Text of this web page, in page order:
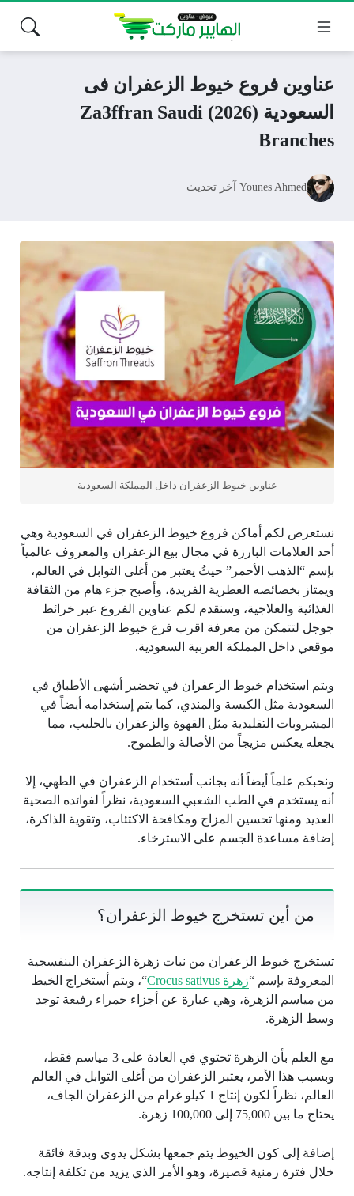
عناوين فروع خيوط الزعفران فى
السعودية (2026) Za3ffran Saudi
Branches
Younes Ahmed آخر تحديث
عناوين خيوط الزعفران داخل المملكة السعودية
نستعرض لكم أماكن فروع خيوط الزعفران في السعودية وهي
أحد العلامات البارزة في مجال بيع الزعفران والمعروف عالمياً
بإسم “الذهب الأحمر” حيثُ يعتبر من أغلى التوابل في العالم،
ويمتاز بخصائصه العطرية الفريدة، وأصبح جزء هام من الثقافة
الغذائية والعلاجية، وسنقدم لكم عناوين الفروع عبر خرائط
جوجل لتتمكن من معرفة اقرب فرع خيوط الزعفران من
موقعي داخل المملكة العربية السعودية.
ويتم استخدام خيوط الزعفران في تحضير أشهى الأطباق في
السعودية مثل الكبسة والمندي، كما يتم إستخدامه أيضاً في
المشروبات التقليدية مثل القهوة والزعفران بالحليب، مما
يجعله يعكس مزيجاً من الأصالة والطموح.
ونحبكم علماً أيضاً أنه بجانب أستخدام الزعفران في الطهي، إلا
أنه يستخدم في الطب الشعبي السعودية، نظراً لفوائده الصحية
العديد ومنها تحسين المزاج ومكافحة الاكتئاب، وتقوية الذاكرة،
إضافة مساعدة الجسم على الاسترخاء.
من أين تستخرج خيوط الزعفران؟
تستخرج خيوط الزعفران من نبات زهرة الزعفران البنفسجية
المعروفة بإسم “زهرة Crocus sativus
“، ويتم أستخراج الخيط
من مياسم الزهرة، وهي عبارة عن أجزاء حمراء رفيعة توجد
وسط الزهرة.
مع العلم بأن الزهرة تحتوي في العادة على 3 مياسم فقط،
وبسبب هذا الأمر، يعتبر الزعفران من أغلى التوابل في العالم
العالم، نظراً لكون إنتاج 1 كيلو غرام من الزعفران الجاف،
يحتاج ما بين 75,000 إلى 100,000 زهرة.
إضافة إلى كون الخيوط يتم جمعها بشكل يدوي وبدقة فائقة
خلال فترة زمنية قصيرة، وهو الأمر الذي يزيد من تكلفة إنتاجه.